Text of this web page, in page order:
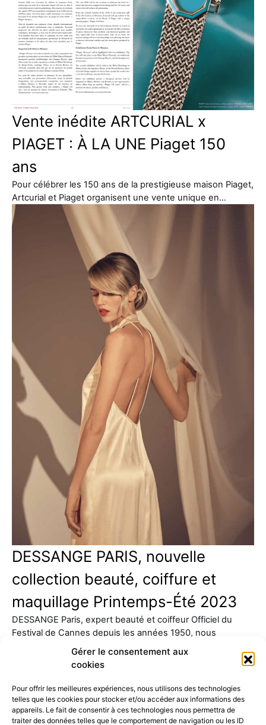
Gérer le consentement aux
cookies
Pour offrir les meilleures expériences, nous utilisons des technologies
telles que les cookies pour stocker et/ou accéder aux informations des
appareils. Le fait de consentir à ces technologies nous permettra de
traiter des données telles que le comportement de navigation ou les ID
Vente inédite ARTCURIAL x
PIAGET : À LA UNE Piaget 150
ans
Pour célébrer les 150 ans de la prestigieuse maison Piaget,
Artcurial et Piaget organisent une vente unique en…
DESSANGE PARIS, nouvelle
collection beauté, coiffure et
maquillage Printemps-Été 2023
DESSANGE Paris, expert beauté et coiffeur Officiel du
Festival de Cannes depuis les années 1950, nous